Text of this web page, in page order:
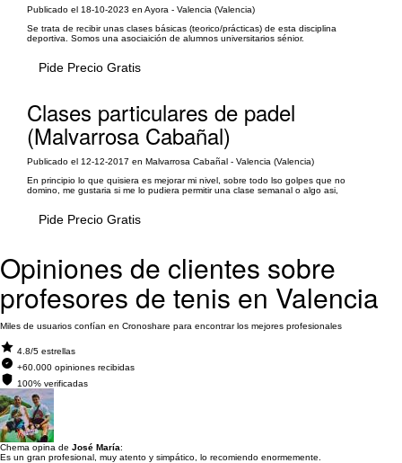
Publicado el 18-10-2023 en Ayora - Valencia (Valencia)
Se trata de recibir unas clases básicas (teorico/prácticas) de esta disciplina
deportiva. Somos una asociaición de alumnos universitarios sénior.
Pide Precio Gratis
Clases particulares de padel
(Malvarrosa Cabañal)
Publicado el 12-12-2017 en Malvarrosa Cabañal - Valencia (Valencia)
En principio lo que quisiera es mejorar mi nivel, sobre todo lso golpes que no
domino, me gustaria si me lo pudiera permitir una clase semanal o algo asi,
Pide Precio Gratis
Opiniones de clientes sobre
profesores de tenis en Valencia
Miles de usuarios confían en Cronoshare para encontrar los mejores profesionales
4.8/5 estrellas
+60.000 opiniones recibidas
100% verificadas
Chema opina de José María:
Es un gran profesional, muy atento y simpático, lo recomiendo enormemente.